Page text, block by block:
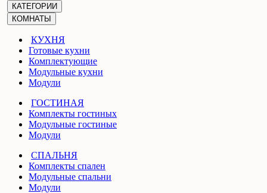
КАТЕГОРИИ
КОМНАТЫ
КУХНЯ
Готовые кухни
Комплектующие
Модульные кухни
Модули
ГОСТИНАЯ
Комплекты гостиных
Модульные гостиные
Модули
СПАЛЬНЯ
Комплекты спален
Модульные спальни
Модули